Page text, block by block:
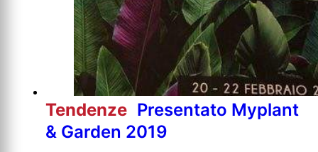
Tendenze Presentato Myplant
& Garden 2019